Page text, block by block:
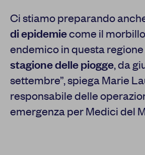
Ci stiamo preparando
di epidemiecome il
endemico in questa
stagione delle piogge, da
settembre”, spiega Marie
responsabile delle
emergenza per Medici del